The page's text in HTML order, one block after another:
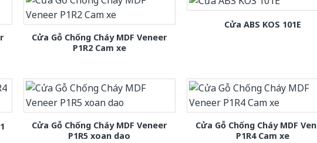
Cửa Gỗ Chống Cháy MDF Veneer
P1R2 Cam xe
Cửa ABS KOS 101E
Cửa Gỗ Chống Cháy MDF Veneer
P1R5 xoan dao
Cửa Gỗ Chống Cháy MDF
P1R4 Cam xe